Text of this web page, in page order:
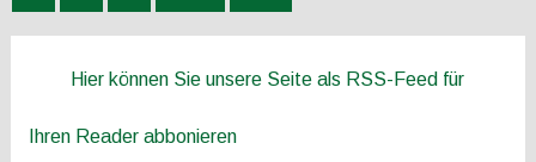
Hier können Sie unsere Seite als RSS-Feed für
Ihren Reader abbonieren